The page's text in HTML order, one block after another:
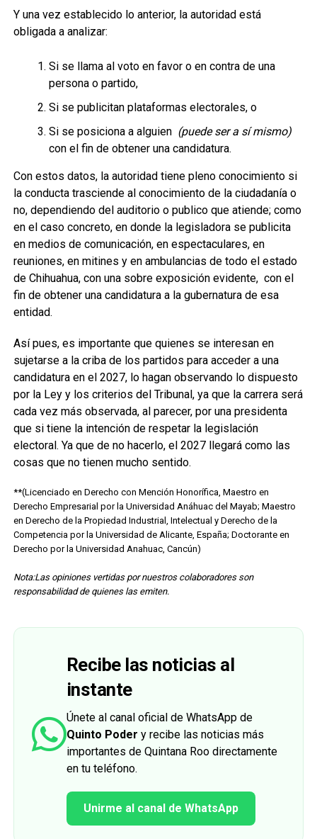
Y una vez establecido lo anterior, la autoridad está
obligada a analizar:
Si se llama al voto en favor o en contra de una
persona o partido,
Si se publicitan plataformas electorales, o
Si se posiciona a alguien (puede ser a sí mismo)
con el fin de obtener una candidatura.
Con estos datos, la autoridad tiene pleno conocimiento si
la conducta trasciende al conocimiento de la ciudadanía o
no, dependiendo del auditorio o publico que atiende; como
en el caso concreto, en donde la legisladora se publicita
en medios de comunicación, en espectaculares, en
reuniones, en mitines y en ambulancias de todo el estado
de Chihuahua, con una sobre exposición evidente, con el
fin de obtener una candidatura a la gubernatura de esa
entidad.
Así pues, es importante que quienes se interesan en
sujetarse a la criba de los partidos para acceder a una
candidatura en el 2027, lo hagan observando lo dispuesto
por la Ley y los criterios del Tribunal, ya que la carrera será
cada vez más observada, al parecer, por una presidenta
que si tiene la intención de respetar la legislación
electoral. Ya que de no hacerlo, el 2027 llegará como las
cosas que no tienen mucho sentido.
**(Licenciado en Derecho con Mención Honorífica, Maestro en
Derecho Empresarial por la Universidad Anáhuac del Mayab; Maestro
en Derecho de la Propiedad Industrial, Intelectual y Derecho de la
Competencia por la Universidad de Alicante, España; Doctorante en
Derecho por la Universidad Anahuac, Cancún)
Nota:Las opiniones vertidas por nuestros colaboradores son
responsabilidad de quienes las emiten.
Recibe las noticias al
instante
Únete al canal oficial de WhatsApp de
Quinto Poder y recibe las noticias más
importantes de Quintana Roo directamente
en tu teléfono.
Unirme al canal de WhatsApp